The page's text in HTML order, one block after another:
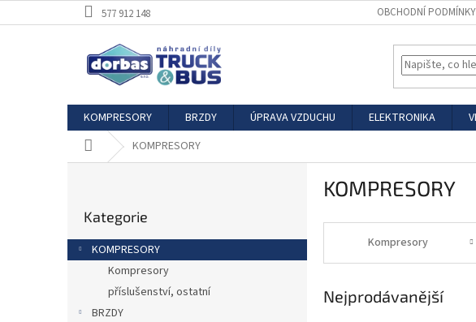
na
577 912 148 OBCHODNÍ PODMÍNKY
KOMPRESORY BRZDY ÚPRAVA VZDUCHU ELEKTRONIKA
Domů KOMPRESORY
r
a
kategorie
Kategorie
KOMPRESORY
Kompresory
příslušenství, ostatní
BRZDY
KOMPRESORY
Kompresory
Nejprodávanější